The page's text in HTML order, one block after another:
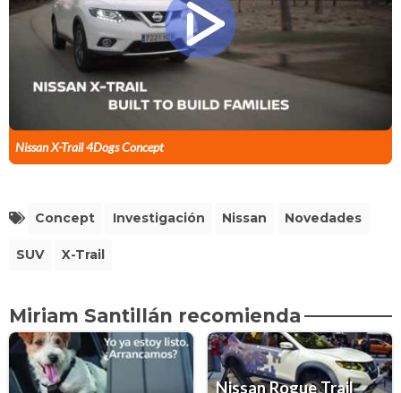
Nissan X-Trail 4Dogs Concept
Concept Investigación Nissan Novedades
SUV X-Trail
Miriam Santillán recomienda
Nissan Rogue Trail